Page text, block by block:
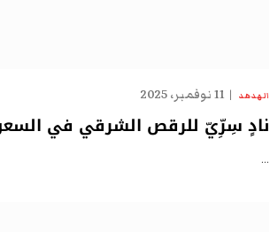
الهدهد 11 نوفمبر، 2025
نادٍ سِرِّيّ للرقص الشرقي في
…